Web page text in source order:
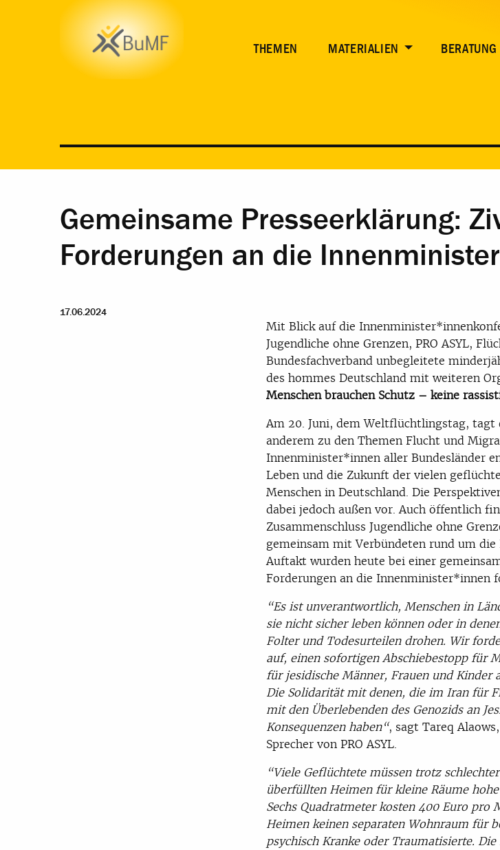
THEMEN MATERIALIEN
Gemeinsame Presseerklärung:
Forderungen an die
17.06.2024
Mit Blick auf die
Jugendliche ohne Grenzen, PRO ASYL,
Bundesfachverband unbegleitete
des hommes Deutschland mit weiteren
Menschen brauchen Schutz – keine
Am 20. Juni, dem Weltflüchtlingstag,
anderem zu den Themen Flucht und
Innenminister*innen aller Bundesländer
Leben und die Zukunft der vielen
Menschen in Deutschland. Die
dabei jedoch außen vor. Auch öffentlich
Zusammenschluss Jugendliche ohne
gemeinsam mit Verbündeten rund um
Auftakt wurden heute bei einer
Forderungen an die Innenminister*innen
“Es ist unverantwortlich, Menschen in
sie nicht sicher leben können oder in
Folter und Todesurteilen drohen. Wir
auf, einen sofortigen Abschiebestopp für
für jesidische Männer, Frauen und Kinder
Die Solidarität mit denen, die im Iran für
mit den Überlebenden des Genozids an
Konsequenzen haben“, sagt Tareq
Sprecher von PRO ASYL.
“Viele Geflüchtete müssen trotz
überfüllten Heimen für kleine Räume
Sechs Quadratmeter kosten 400 Euro pro
Heimen keinen separaten Wohnraum für
psychisch Kranke oder Traumatisierte.